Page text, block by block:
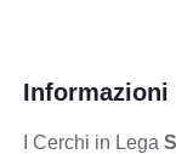
Informazioni
I Cerchi in Lega